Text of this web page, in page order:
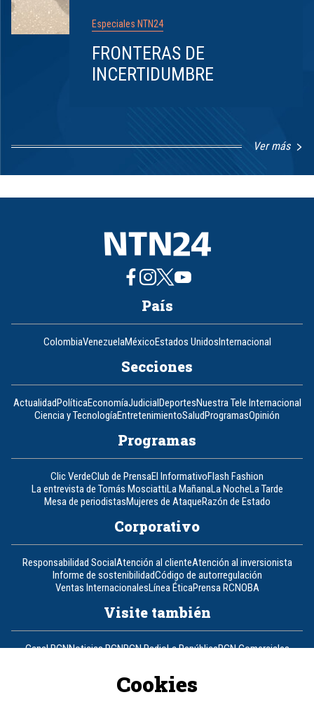
Especiales NTN24
FRONTERAS DE
INCERTIDUMBRE
Ver más
1
8
País
ColombiaVenezuelaMéxicoEstados UnidosInternacional
Secciones
ActualidadPolíticaEconomíaJudicialDeportesNuestra Tele Internacional
Ciencia y TecnologíaEntretenimientoSaludProgramasOpinión
Programas
Clic VerdeClub de PrensaEl InformativoFlash Fashion
La entrevista de Tomás MosciattiLa MañanaLa NocheLa Tarde
Mesa de periodistasMujeres de AtaqueRazón de Estado
Corporativo
Responsabilidad SocialAtención al clienteAtención al inversionista
Informe de sostenibilidadCódigo de autorregulación
Ventas InternacionalesLínea ÉticaPrensa RCNOBA
Visite también
Canal RCNNoticias RCNRCN RadioLa RepúblicaRCN Comerciales
Un producto de RCN Televisión
Contáctenos
Cookies